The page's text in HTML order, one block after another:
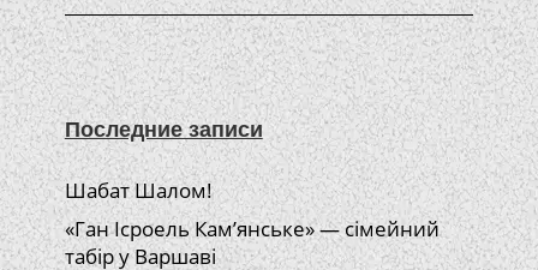
Последние записи
Шабат Шалом!
«Ган Ісроель Кам’янське» — сімейний
табір у Варшаві